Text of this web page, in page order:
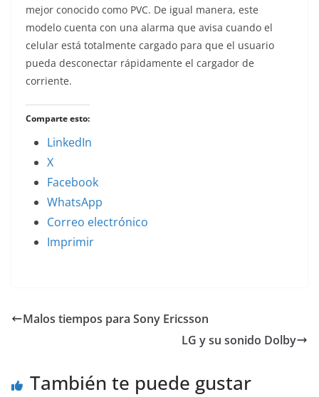
mejor conocido como PVC. De igual manera, este
modelo cuenta con una alarma que avisa cuando el
celular está totalmente cargado para que el usuario
pueda desconectar rápidamente el cargador de
corriente.
Comparte esto:
LinkedIn
X
Facebook
WhatsApp
Correo electrónico
Imprimir
Malos tiempos para Sony Ericsson
LG y su sonido Dolby
También te puede gustar